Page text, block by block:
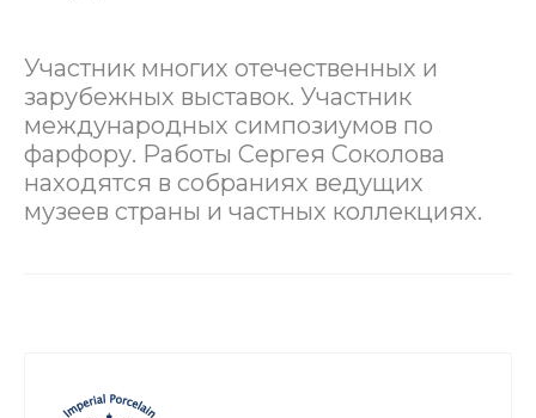
Участник многих отечественных и
зарубежных выставок. Участник
международных симпозиумов по
фарфору. Работы Сергея Соколова
находятся в собраниях ведущих
музеев страны и частных коллекциях.